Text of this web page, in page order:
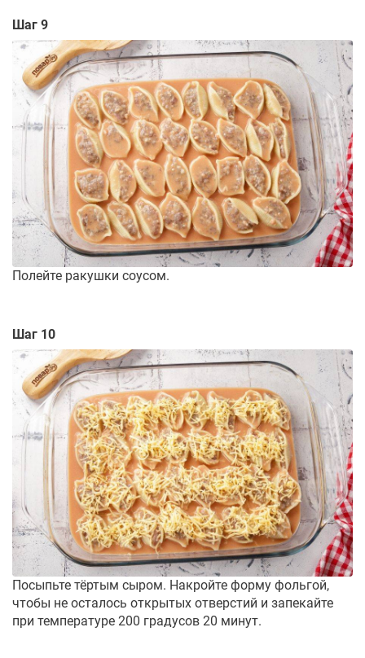
Шаг 9
Полейте ракушки соусом.
Шаг 10
Посыпьте тёртым сыром. Накройте форму фольгой,
чтобы не осталось открытых отверстий и запекайте
при температуре 200 градусов 20 минут.